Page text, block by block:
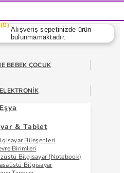
0 Alışveriş sepetinizde ürün
bulunmamaktadır.
BEBEK ÇOCUK
ELEKTRONIK
& Tablet
Bileşenleri
Birimleri
Bilgisayar (Notebook)
Bilgisayar